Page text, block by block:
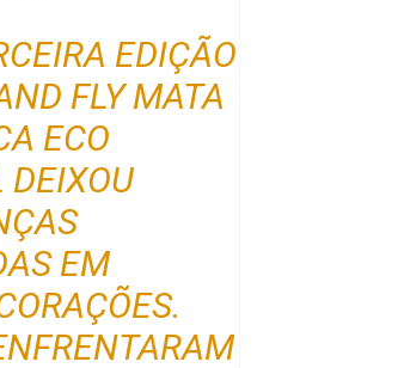
EDIÇÃO
FLY MATA
ECO
DEIXOU
EM